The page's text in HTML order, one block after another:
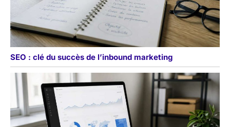
SEO : clé du succès de l’inbound marketing